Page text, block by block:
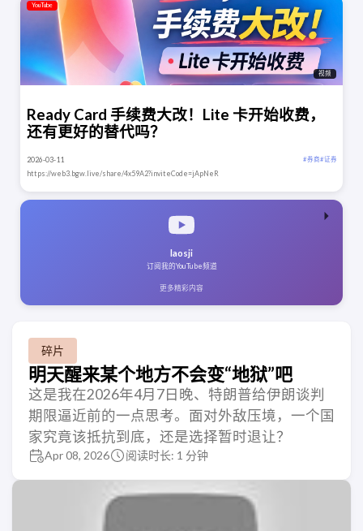
YouTube
视频
Ready Card 手续费大改！Lite 卡开始收费，
还有更好的替代吗？
2026-03-11 # 券商# 证券
https://web3.bgw.live/share/4x59A2?inviteCode=jApNeR
laosji
订阅我的YouTube频道
更多精彩内容
碎片
明天醒来某个地方不会变“地狱”吧
这是我在2026年4月7日晚、特朗普给伊朗谈判
期限逼近前的一点思考。面对外敌压境，一个国
家究竟该抵抗到底，还是选择暂时退让？
Apr 08, 2026 阅读时长: 1 分钟